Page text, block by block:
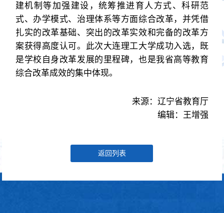
建机制等加强建设，统筹推进育人方式、科研范
式、办学模式、治理体系等方面综合改革，并凭借
扎实的改革基础、突出的改革实效和完备的改革方
案获得高度认可。此次大连理工大学成功入选，既
是学校自身改革发展的里程碑，也是我省高等教育
综合改革成效的集中体现。
来源：辽宁省教育厅
编辑：王增强
返回列表